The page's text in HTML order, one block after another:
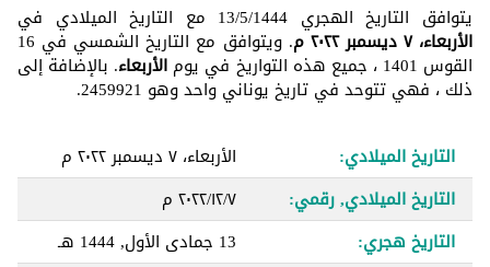
يتوافق التاريخ الهجري 13/5/1444 مع التاريخ الميلادي في
الأربعاء، ٧ ديسمبر ٢٠٢٢ م . ويتوافق مع التاريخ الشمسي في 16
القوس 1401 ، جميع هذه التواريخ في يوم الأربعاء. بالإضافة إلى
ذلك ، فهي تتوحد في تاريخ يوناني واحد وهو 2459921.
التاريخ الميلادي:
الأربعاء، ٧ ديسمبر ٢٠٢٢ م
التاريخ الميلادي, رقمي:
٧‏/١٢‏/٢٠٢٢ م
التاريخ هجري:
13 جمادى الأول, 1444 هـ